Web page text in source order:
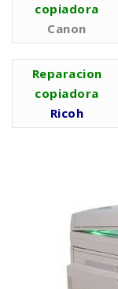
copiadora
Canon
Reparacion
copiadora
Ricoh